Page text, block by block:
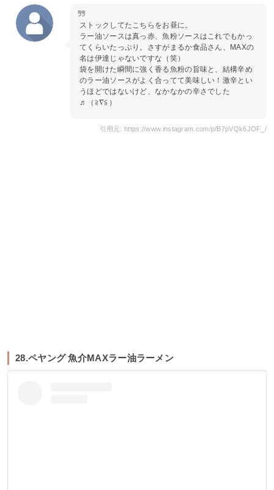
ストックしてたこちらをお昼に。
ラー油ソースは真っ赤、魚粉ソースはこれでもかっ
てくらいたっぷり。さすがまるか食品さん、MAXの
名は伊達じゃないですな（笑）
袋を開けた瞬間に強く香る魚粉の旨味と、結構辛め
のラー油ソースがよく合ってて美味しい！激辛とい
うほどではないけど、なかなかの辛さでした
♬（≧∇≦）
引用元: https://www.instagram.com/p/B7pVQk6JOF_/
28.ペヤング 魚介MAXラー油ラーメン